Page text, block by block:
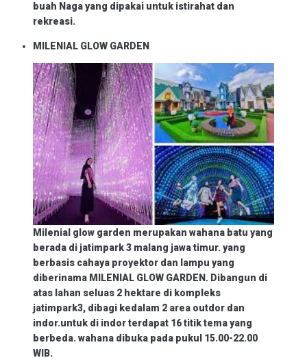
buah Naga yang dipakai untuk istirahat dan
rekreasi.
MILENIAL GLOW GARDEN
Milenial glow garden merupakan wahana batu yang
berada di jatimpark 3 malang jawa timur. yang
berbasis cahaya proyektor dan lampu yang
diberinama MILENIAL GLOW GARDEN. Dibangun di
atas lahan seluas 2 hektare di kompleks
jatimpark3, dibagi kedalam 2 area outdor dan
indor.untuk di indor terdapat 16 titik tema yang
berbeda. wahana dibuka pada pukul 15.00-22.00
WIB.